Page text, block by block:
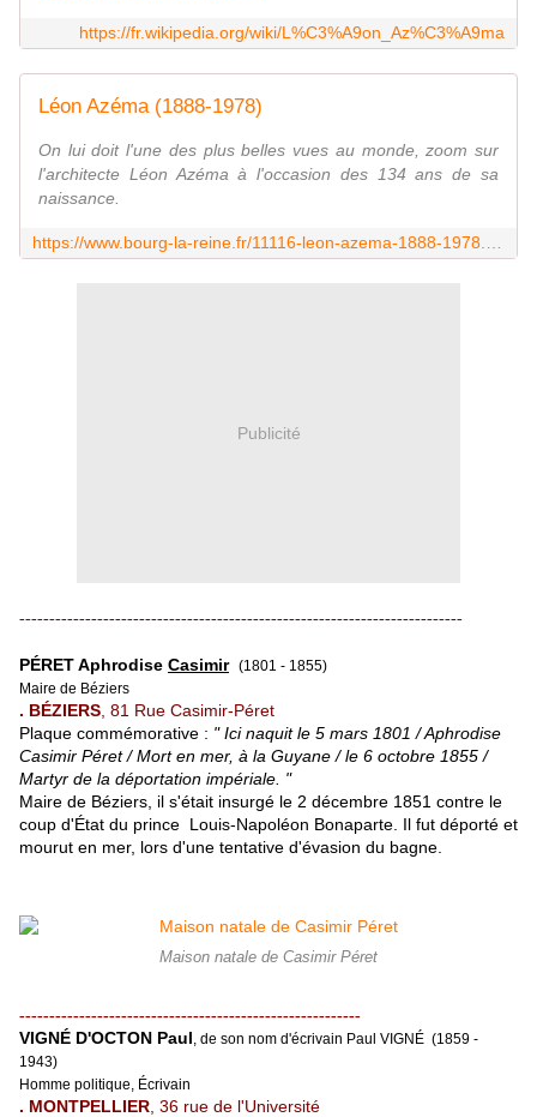
https://fr.wikipedia.org/wiki/L%C3%A9on_Az%C3%A9ma
Léon Azéma (1888-1978)
On lui doit l'une des plus belles vues au monde, zoom sur
l'architecte Léon Azéma à l'occasion des 134 ans de sa
naissance.
Publicité
--------------------------------------------------------------------------
PÉRET Aphrodise Casimir (1801 - 1855)
Maire de Béziers
. BÉZIERS , 81 Rue Casimir-Péret
Plaque commémorative : " Ici naquit le 5 mars 1801 / Aphrodise
Casimir Péret / Mort en mer, à la Guyane / le 6 octobre 1855 /
Martyr de la déportation impériale. "
Maire de Béziers, il s'était insurgé le 2 décembre 1851 contre le
coup d'État du prince Louis-Napoléon Bonaparte. Il fut déporté et
mourut en mer, lors d'une tentative d'évasion du bagne.
Maison natale de Casimir Péret
---------------------------------------------------------
VIGNÉ D'OCTON Paul, de son nom d'écrivain Paul VIGNÉ (1859 -
1943)
Homme politique, Écrivain
. MONTPELLIER , 36 rue de l'Université